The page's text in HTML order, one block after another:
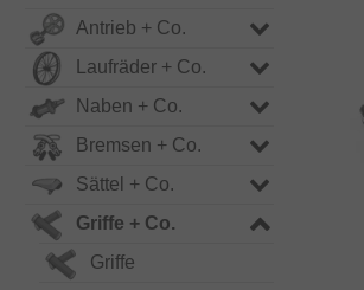
Antrieb + Co.
Laufräder + Co.
Naben + Co.
Bremsen + Co.
Sättel + Co.
Griffe + Co.
Griffe